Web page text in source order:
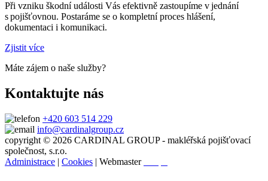
Při vzniku škodní události Vás efektivně zastoupíme v jednání
s pojišťovnou. Postaráme se o kompletní proces hlášení,
dokumentaci i komunikaci.
Zjistit více
Máte zájem o naše služby?
Kontaktujte nás
+420 603 514 229
info@cardinalgroup.cz
copyright © 2026 CARDINAL GROUP - makléřská pojišťovací
společnost, s.r.o.
Administrace | Cookies | Webmaster